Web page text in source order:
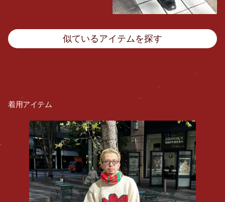
似ているアイテムを探す
着用アイテム